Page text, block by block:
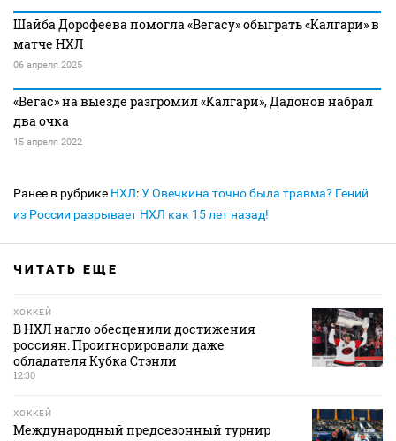
Шайба Дорофеева помогла «Вегасу» обыграть «Калгари» в
матче НХЛ
06 апреля 2025
«Вегас» на выезде разгромил «Калгари», Дадонов набрал
два очка
15 апреля 2022
Ранее в рубрике НХЛ:У Овечкина точно была травма? Гений
из России разрывает НХЛ как 15 лет назад!
ЧИТАТЬ ЕЩЕ
ХОККЕЙ
В НХЛ нагло обесценили достижения
россиян. Проигнорировали даже
обладателя Кубка Стэнли
12:30
ХОККЕЙ
Международный предсезонный турнир